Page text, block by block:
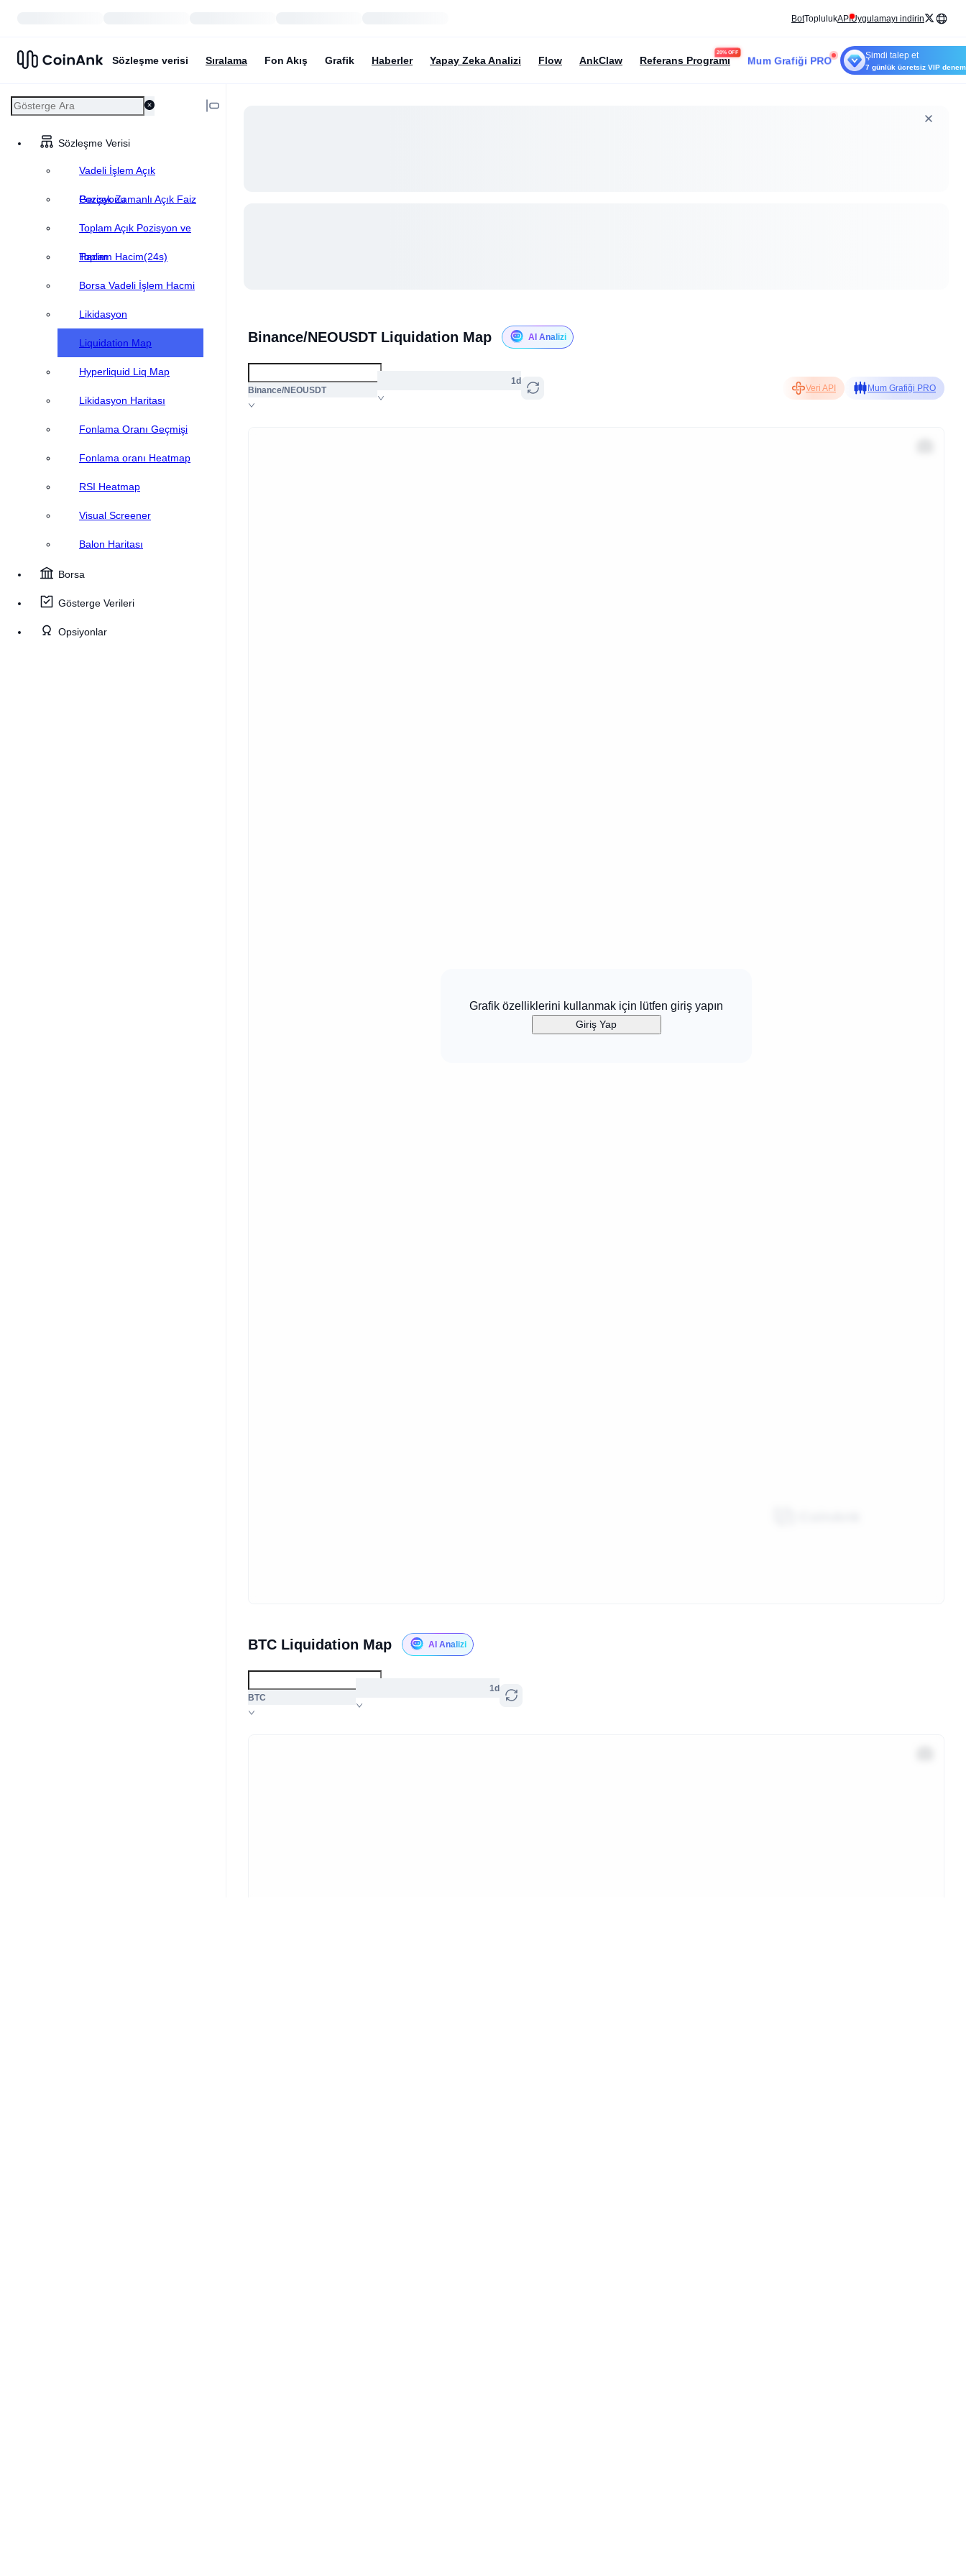
BotToplulukAPIUygulamayı indirin
Sözleşme verisi Sıralama Fon Akış Grafik Haberler Yapay Zeka Analizi Flow AnkClaw Referans Programı
20% OFF
Mum Grafiği PRO Şimdi talep et
7 günlük ücretsiz VIP
Sözleşme Verisi
Vadeli İşlem Açık
Pozisyonu
Gerçek Zamanlı Açık Faiz
Toplam Açık Pozisyon ve
Hacim
Toplam Hacim(24s)
Borsa Vadeli İşlem Hacmi
Likidasyon
Liquidation Map
Hyperliquid Liq Map
Likidasyon Haritası
Fonlama Oranı Geçmişi
Fonlama oranı Heatmap
RSI Heatmap
Visual Screener
Balon Haritası
Borsa
Gösterge Verileri
Opsiyonlar
Binance/NEOUSDT Liquidation Map AI Analizi
Binance/NEOUSDT
1d
Veri API Mum Grafiği PRO
Grafik özelliklerini kullanmak için lütfen giriş yapın
Giriş Yap
BTC Liquidation Map AI Analizi
BTC
1d